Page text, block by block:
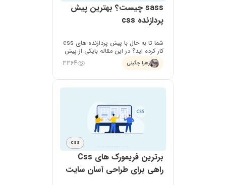
sass چیست؟ بهترین پیش
پردازنده css
شما تا به حال با پیش پردازنده های css
کار کرده اید؟ در این مقاله بایکی از پیش
پردازنده های css به نام sass آشنا می
شوید،می خواهیم بدانیم sass چیست و
زهرا چگینی 3364
CSS
برترین فریمورک‌ های Css
راهی برای طراحی آسان سایت